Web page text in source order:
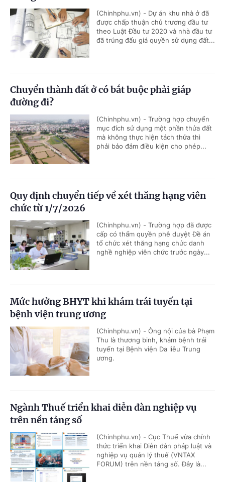
(Chinhphu.vn) - Dự án khu nhà ở đã
được chấp thuận chủ trương đầu tư
theo Luật Đầu tư 2020 và nhà đầu tư
đã trúng đấu giá quyền sử dụng đất...
Chuyển thành đất ở có bắt buộc phải giáp
đường đi?
(Chinhphu.vn) - Trường hợp chuyển
mục đích sử dụng một phần thửa đất
mà không thực hiện tách thửa thì
phải bảo đảm điều kiện cho phép...
Quy định chuyển tiếp về xét thăng hạng viên
chức từ 1/7/2026
(Chinhphu.vn) - Trường hợp đã được
cấp có thẩm quyền phê duyệt Đề án
tổ chức xét thăng hạng chức danh
nghề nghiệp viên chức trước ngày...
Mức hưởng BHYT khi khám trái tuyến tại
bệnh viện trung ương
(Chinhphu.vn) - Ông nội của bà Phạm
Thu là thương binh, khám bệnh trái
tuyến tại Bệnh viện Da liễu Trung
ương.
Ngành Thuế triển khai diễn đàn nghiệp vụ
trên nền tảng số
(Chinhphu.vn) - Cục Thuế vừa chính
thức triển khai Diễn đàn pháp luật và
nghiệp vụ quản lý thuế (VNTAX
FORUM) trên nền tảng số. Đây là...